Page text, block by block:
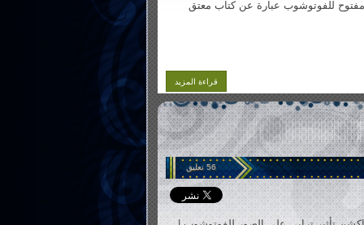
للفوتوشوب عبارة عن كتاب معتق
قراءة المزيد
56 تعليق